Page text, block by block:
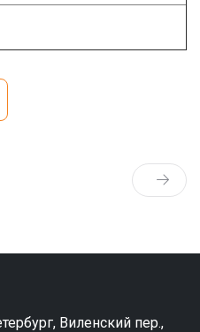
Виленский пер.,